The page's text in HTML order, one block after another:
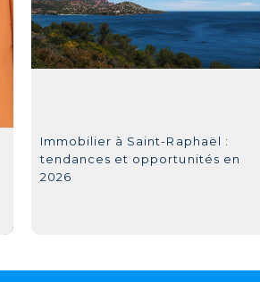
Immobilier à Saint-Raphaël :
tendances et opportunités en
2026